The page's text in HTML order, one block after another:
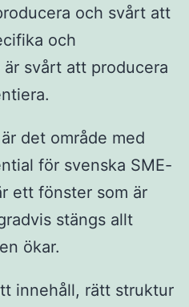
och svårt att
och
svårt att producera
det område med
för svenska SME-
ett fönster som är
stängs allt
ökar.
innehåll, rätt struktur